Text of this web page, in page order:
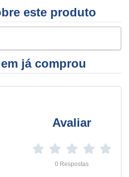
este produto
já comprou
Avaliar
0 Respostas